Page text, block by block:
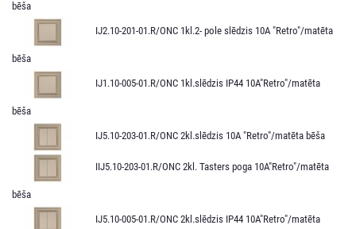
bēša
IJ2.10-201-01.R/ONC 1kl.2- pole slēdzis 10A "Retro"/matēta
bēša
IJ1.10-005-01.R/ONС 1kl.slēdzis IP44 10A"Retro"/matēta
bēša
IJ5.10-203-01.R/ONC 2kl.slēdzis 10A "Retro"/matēta bēša
IIJ5.10-203-01.R/ONC 2kl. Tasters poga 10A"Retro"/matēta
bēša
IJ5.10-005-01.R/ONC 2kl.slēdzis IP44 10A"Retro"/matēta